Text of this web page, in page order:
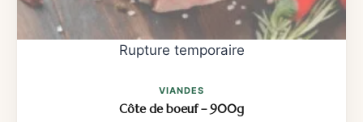
VIANDES
Côte de boeuf – 900g